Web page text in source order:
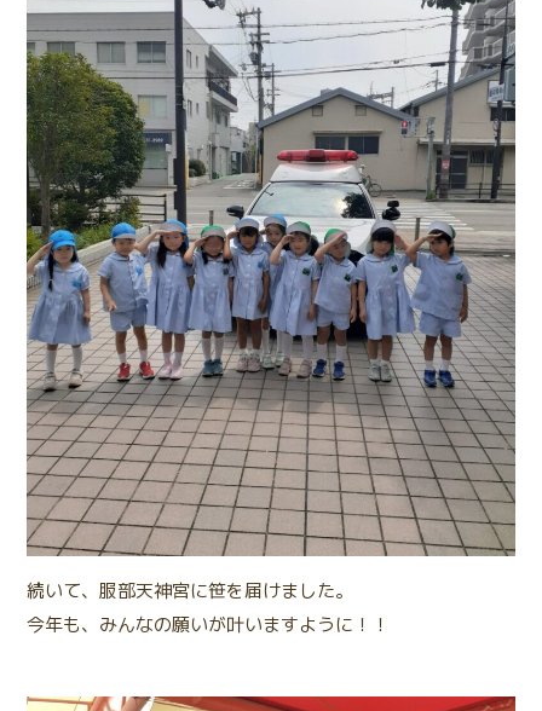
続いて、服部天神宮に笹を届けました。
今年も、みんなの願いが叶いますように！！